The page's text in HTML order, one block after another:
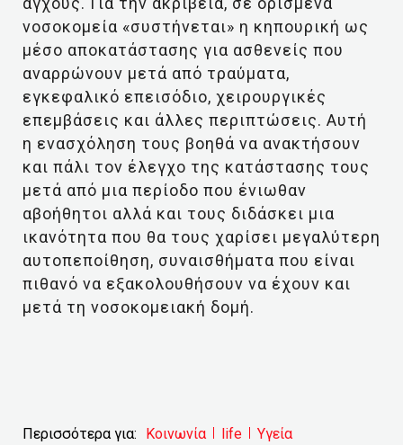
νοσοκομεία «συστήνεται» η κηπουρική ως
μέσο αποκατάστασης για ασθενείς που
αναρρώνουν μετά από τραύματα,
εγκεφαλικό επεισόδιο, χειρουργικές
επεμβάσεις και άλλες περιπτώσεις. Αυτή
η ενασχόληση τους βοηθά να ανακτήσουν
και πάλι τον έλεγχο της κατάστασης τους
μετά από μια περίοδο που ένιωθαν
αβοήθητοι αλλά και τους διδάσκει μια
ικανότητα που θα τους χαρίσει μεγαλύτερη
αυτοπεποίθηση, συναισθήματα που είναι
πιθανό να εξακολουθήσουν να έχουν και
μετά τη νοσοκομειακή δομή.
Περισσότερα για: Κοινωνία life Υγεία